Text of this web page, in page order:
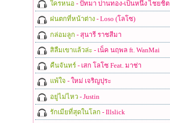
ใครหนอ - ปัทมา ปานทอง-เป็นหนึ่ง ไชยชิต
ฝนตกที่หน้าต่าง- Loso (โลโซ)
กล่อมลูก - สุนารี ราชสีมา
สิลืมเขาแล้วล่ะ - เน็ค นฤพล ft. WanMai
คืนจันทร์- เสก โลโซ Feat. มาช่า
แพ้ใจ - ใหม่ เจริญปุระ
อยู่ไม่ไหว- Justin
รักเมียที่สุดในโลก - Illslick